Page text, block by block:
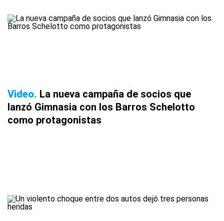
Video La nueva campaña de socios que
lanzó Gimnasia con los Barros Schelotto
como protagonistas